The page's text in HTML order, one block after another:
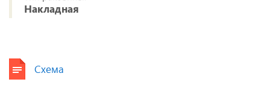
Накладная
Схема